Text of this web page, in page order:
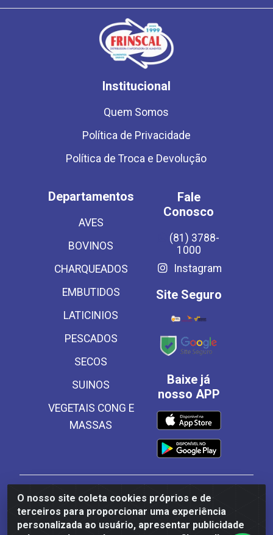
O nosso site coleta cookies próprios e de
terceiros para proporcionar uma experiência
personalizada ao usuário, apresentar publicidade
Institucional
Quem Somos
Política de Privacidade
Política de Troca e Devolução
Departamentos
AVES
BOVINOS
CHARQUEADOS
EMBUTIDOS
LATICINIOS
PESCADOS
SECOS
SUINOS
VEGETAIS CONG E
MASSAS
Fale
Conosco
(81) 3788-
1000
Instagram
Site Seguro
Baixe já
nosso APP
Frinscal - Distribuidora e Importadora de Alimentos
LTDA - Rodovia BR 101 Sul Km 187, 310 Galpão - Santa
Rosa, Palmares/PE - CEP 55540-000 - CNPJ
03.504.437/0001-50